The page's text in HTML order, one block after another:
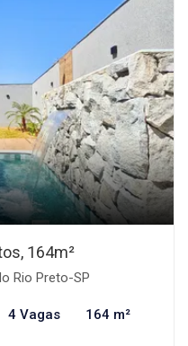
164m²
Rio Preto-SP
4 Vagas 164 m²